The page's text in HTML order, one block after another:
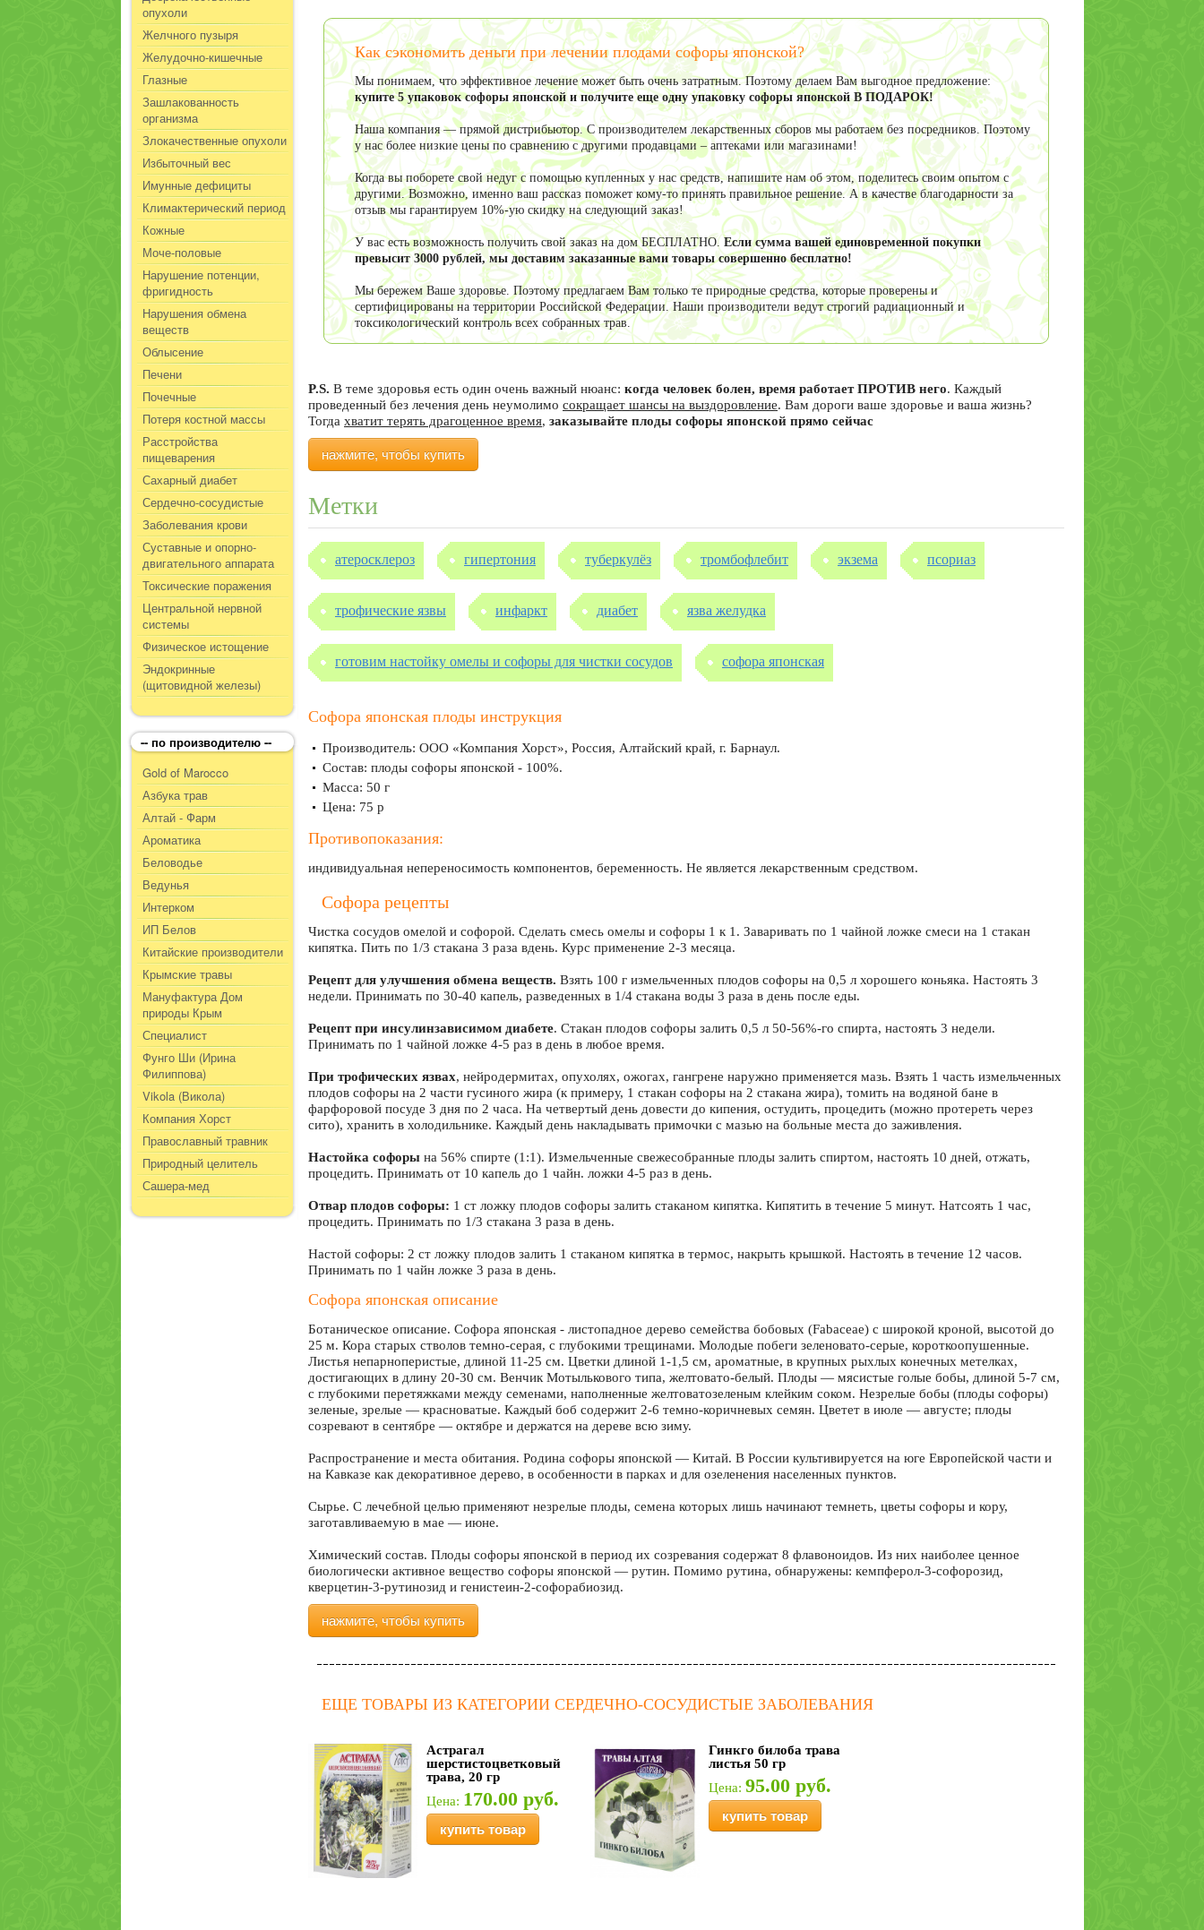
опухоли
Желчного пузыря
Желудочно-кишечные
Глазные
Зашлакованность
организма
Злокачественные опухоли
Избыточный вес
Имунные дефициты
Климактерический период
Кожные
Моче-половые
Нарушение потенции,
фригидность
Нарушения обмена
веществ
Облысение
Печени
Почечные
Потеря костной массы
Расстройства
пищеварения
Сахарный диабет
Сердечно-сосудистые
Заболевания крови
Суставные и опорно-
двигательного аппарата
Токсические поражения
Центральной нервной
системы
Физическое истощение
Эндокринные
(щитовидной железы)
-- по производителю --
Gold of Marocco
Азбука трав
Алтай - Фарм
Ароматика
Беловодье
Ведунья
Интерком
ИП Белов
Китайские производители
Крымские травы
Мануфактура Дом
природы Крым
Специалист
Фунго Ши (Ирина
Филиппова)
Vikola (Викола)
Компания Хорст
Православный травник
Природный целитель
Сашера-мед
Чистые сосуды с
гингко,
Монастырский
сбор трав (для
сосудов) 100гр
Гинкго билоба
трава листья 50 гр
Как сэкономить деньги при лечении плодами софоры японской?
Мы понимаем, что эффективное лечение может быть очень затратным. Поэтому делаем Вам выгодное предложение:
купите 5 упаковок софоры японской и получите еще одну упаковку софоры японской В ПОДАРОК!
Наша компания — прямой дистрибьютор. С производителем лекарственных сборов мы работаем без посредников. Поэтому
у нас более низкие цены по сравнению с другими продавцами – аптеками или магазинами!
Когда вы поборете свой недуг с помощью купленных у нас средств, напишите нам об этом, поделитесь своим опытом с
другими. Возможно, именно ваш рассказ поможет кому-то принять правильное решение. А в качестве благодарности за
отзыв мы гарантируем 10%-ую скидку на следующий заказ!
У вас есть возможность получить свой заказ на дом БЕСПЛАТНО. Если сумма вашей единовременной покупки
превысит 3000 рублей, мы доставим заказанные вами товары совершенно бесплатно!
Мы бережем Ваше здоровье. Поэтому предлагаем Вам только те природные средства, которые проверены и
сертифицированы на территории Российской Федерации. Наши производители ведут строгий радиационный и
токсикологический контроль всех собранных трав.
P.S. В теме здоровья есть один очень важный нюанс: когда человек болен, время работает ПРОТИВ него. Каждый
проведенный без лечения день неумолимо сокращает шансы на выздоровление. Вам дороги ваше здоровье и ваша жизнь?
Тогда хватит терять драгоценное время, заказывайте плоды софоры японской прямо сейчас
нажмите, чтобы купить
Метки
атеросклероз гипертония туберкулёз тромбофлебит экзема псориаз
трофические язвы инфаркт диабет язва желудка
готовим настойку омелы и софоры для чистки сосудов софора японская
Софора японская плоды инструкция
Производитель: ООО «Компания Хорст», Россия, Алтайский край, г. Барнаул.
Состав: плоды софоры японской - 100%.
Масса: 50 г
Цена: 75 р
Противопоказания:
индивидуальная непереносимость компонентов, беременность. Не является лекарственным средством.
Софора рецепты
Чистка сосудов омелой и софорой. Сделать смесь омелы и софоры 1 к 1. Заваривать по 1 чайной ложке смеси на 1 стакан
кипятка. Пить по 1/3 стакана 3 раза вдень. Курс применение 2-3 месяца.
Рецепт для улучшения обмена веществ. Взять 100 г измельченных плодов софоры на 0,5 л хорошего коньяка. Настоять 3
недели. Принимать по 30-40 капель, разведенных в 1/4 стакана воды 3 раза в день после еды.
Рецепт при инсулинзависимом диабете. Стакан плодов софоры залить 0,5 л 50-56%-го спирта, настоять 3 недели.
Принимать по 1 чайной ложке 4-5 раз в день в любое время.
При трофических язвах, нейродермитах, опухолях, ожогах, гангрене наружно применяется мазь. Взять 1 часть измельченных
плодов софоры на 2 части гусиного жира (к примеру, 1 стакан софоры на 2 стакана жира), томить на водяной бане в
фарфоровой посуде 3 дня по 2 часа. На четвертый день довести до кипения, остудить, процедить (можно протереть через
сито), хранить в холодильнике. Каждый день накладывать примочки с мазью на больные места до заживления.
Настойка софоры на 56% спирте (1:1). Измельченные свежесобранные плоды залить спиртом, настоять 10 дней, отжать,
процедить. Принимать от 10 капель до 1 чайн. ложки 4-5 раз в день.
Отвар плодов софоры: 1 ст ложку плодов софоры залить стаканом кипятка. Кипятить в течение 5 минут. Натсоять 1 час,
процедить. Принимать по 1/3 стакана 3 раза в день.
Настой софоры: 2 ст ложку плодов залить 1 стаканом кипятка в термос, накрыть крышкой. Настоять в течение 12 часов.
Принимать по 1 чайн ложке 3 раза в день.
Софора японская описание
Ботаническое описание. Софора японская - листопадное дерево семейства бобовых (Fabaceae) с широкой кроной, высотой до
25 м. Кора старых стволов темно-серая, с глубокими трещинами. Молодые побеги зеленовато-серые, короткоопушенные.
Листья непарноперистые, длиной 11-25 см. Цветки длиной 1-1,5 см, ароматные, в крупных рыхлых конечных метелках,
достигающих в длину 20-30 см. Венчик Мотылькового типа, желтовато-белый. Плоды — мясистые голые бобы, длиной 5-7 см,
с глубокими перетяжками между семенами, наполненные желтоватозеленым клейким соком. Незрелые бобы (плоды софоры)
зеленые, зрелые — красноватые. Каждый боб содержит 2-6 темно-коричневых семян. Цветет в июле — августе; плоды
созревают в сентябре — октябре и держатся на дереве всю зиму.
Распространение и места обитания. Родина софоры японской — Китай. В России культивируется на юге Европейской части и
на Кавказе как декоративное дерево, в особенности в парках и для озеленения населенных пунктов.
Сырье. С лечебной целью применяют незрелые плоды, семена которых лишь начинают темнеть, цветы софоры и кору,
заготавливаемую в мае — июне.
Химический состав. Плоды софоры японской в период их созревания содержат 8 флавоноидов. Из них наиболее ценное
биологически активное вещество софоры японской — рутин. Помимо рутина, обнаружены: кемпферол-3-софорозид,
кверцетин-3-рутинозид и генистеин-2-софорабиозид.
нажмите, чтобы купить
ЕЩЕ ТОВАРЫ ИЗ КАТЕГОРИИ СЕРДЕЧНО-СОСУДИСТЫЕ ЗАБОЛЕВАНИЯ
Астрагал
шерстистоцветковый
трава, 20 гр
Цена: 170.00 руб.
купить товар
Гинкго билоба трава
листья 50 гр
Цена: 95.00 руб.
купить товар